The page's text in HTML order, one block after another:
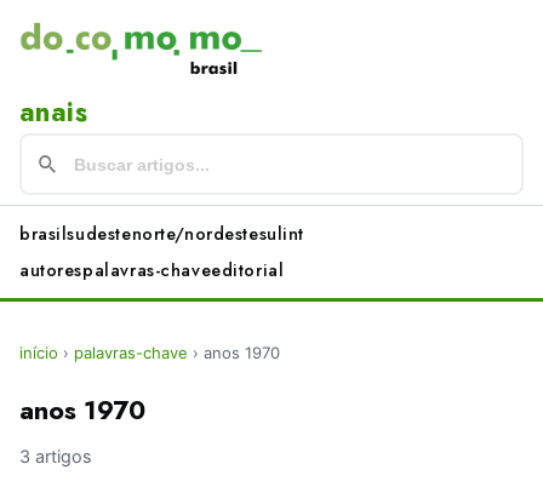
anais
brasilsudestenorte/nordestesulint
autorespalavras-chaveeditorial
início › palavras-chave › anos 1970
anos 1970
3 artigos